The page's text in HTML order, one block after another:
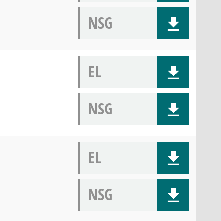
NSG
EL
NSG
EL
NSG